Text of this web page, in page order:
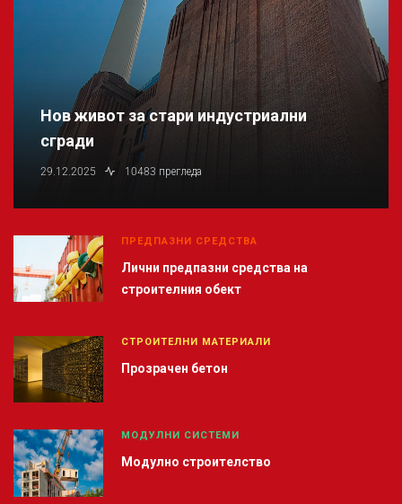
Нов живот за стари индустриални
сгради
29.12.2025 10483 прегледа
ПРЕДПАЗНИ СРЕДСТВА
Лични предпазни средства на
строителния обект
СТРОИТЕЛНИ МАТЕРИАЛИ
Прозрачен бетон
МОДУЛНИ СИСТЕМИ
Модулно строителство